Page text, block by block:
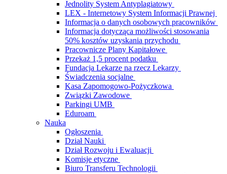
Jednolity System Antyplagiatowy
LEX - Internetowy System Informacji Prawnej
Informacja o danych osobowych pracowników
Informacja dotycząca możliwości stosowania
50% kosztów uzyskania przychodu
Pracownicze Plany Kapitałowe
Przekaż 1,5 procent podatku
Fundacja Lekarze na rzecz Lekarzy
Świadczenia socjalne
Kasa Zapomogowo-Pożyczkowa
Związki Zawodowe
Parkingi UMB
Eduroam
Nauka
Ogłoszenia
Dział Nauki
Dział Rozwoju i Ewaluacji
Komisje etyczne
Biuro Transferu Technologii